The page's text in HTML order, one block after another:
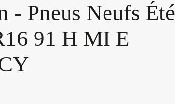
- Pneus Neufs Été
91 H MI E